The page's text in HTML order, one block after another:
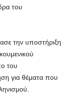
του
την υποστήριξη
του
για θέματα που